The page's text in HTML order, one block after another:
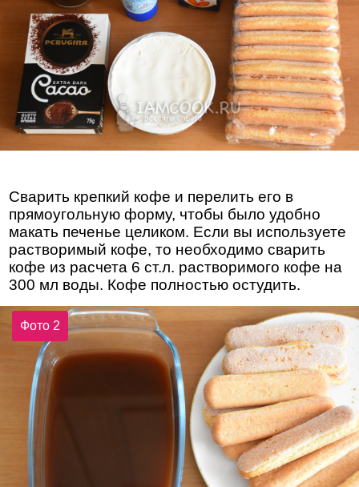
Сварить крепкий кофе и перелить его в
прямоугольную форму, чтобы было удобно
макать печенье целиком. Если вы используете
растворимый кофе, то необходимо сварить
кофе из расчета 6 ст.л. растворимого кофе на
300 мл воды. Кофе полностью остудить.
Фото 2